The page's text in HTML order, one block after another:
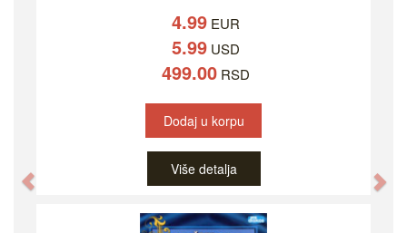
4.99 EUR
5.99 USD
499.00 RSD
Dodaj u korpu
Više detalja